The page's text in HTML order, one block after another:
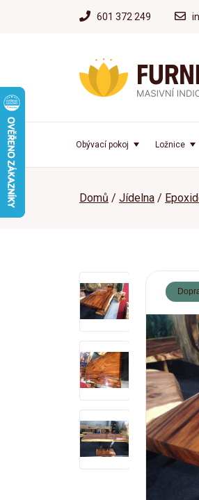
601 372 249
Obývací pokoj Ložnice
Domů Jídelna